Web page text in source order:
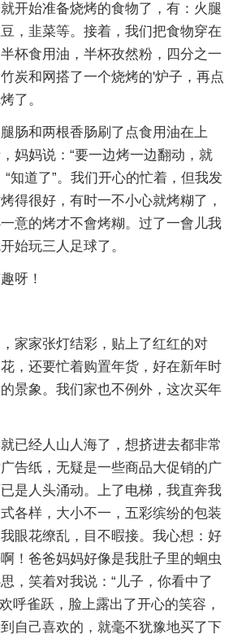
开始准备烧烤的食物了，有：火腿
，韭菜等。接着，我们把食物穿在
杯食用油，半杯孜然粉，四分之一
炭和网搭了一个烧烤的'炉子，再点
了。
肠和两根香肠刷了点食用油在上
妈妈说：“要一边烤一边翻动，就
知道了”。我们开心的忙着，但我发
得很好，有时一不小心就烤糊了，
意的烤才不會烤糊。过了一會儿我
始玩三人足球了。
呀！
家家张灯结彩，贴上了红红的对
，还要忙着购置年货，好在新年时
景象。我们家也不例外，这次买年
已经人山人海了，想挤进去都非常
告纸，无疑是一些商品大促销的广
是人头涌动。上了电梯，我直奔我
各样，大小不一，五彩缤纷的包装
眼花缭乱，目不暇接。我心想：好
！爸爸妈妈好像是我肚子里的蛔虫
，笑着对我说：“儿子，你看中了
呼雀跃，脸上露出了开心的笑容，
自己喜欢的，就毫不犹豫地买了下